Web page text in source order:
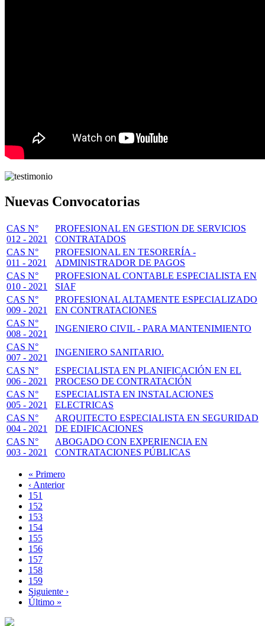
Nuevas Convocatorias
CAS N°
012 - 2021
PROFESIONAL EN GESTION DE SERVICIOS
CONTRATADOS
CAS N°
011 - 2021
PROFESIONAL EN TESORERÍA -
ADMINISTRADOR DE PAGOS
CAS N°
010 - 2021
PROFESIONAL CONTABLE ESPECIALISTA EN
SIAF
CAS N°
009 - 2021
PROFESIONAL ALTAMENTE ESPECIALIZADO
EN CONTRATACIONES
CAS N°
008 - 2021
INGENIERO CIVIL - PARA MANTENIMIENTO
CAS N°
007 - 2021
INGENIERO SANITARIO.
CAS N°
006 - 2021
ESPECIALISTA EN PLANIFICACIÓN EN EL
PROCESO DE CONTRATACIÓN
CAS N°
005 - 2021
ESPECIALISTA EN INSTALACIONES
ELECTRICAS
CAS N°
004 - 2021
ARQUITECTO ESPECIALISTA EN SEGURIDAD
DE EDIFICACIONES
CAS N°
003 - 2021
ABOGADO CON EXPERIENCIA EN
CONTRATACIONES PÚBLICAS
Paginación
Primera
página
« Primero
Página
anterior
‹ Anterior
Page
151
Page
152
Page
153
Page
154
Page
155
Page
156
Page
157
Página
actual
158
Page
159
Siguiente
página
Siguiente ›
Última
Último »